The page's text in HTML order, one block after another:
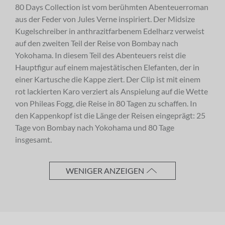
80 Days Collection ist vom berühmten Abenteuerroman
aus der Feder von Jules Verne inspiriert. Der Midsize
Kugelschreiber in anthrazitfarbenem Edelharz verweist
auf den zweiten Teil der Reise von Bombay nach
Yokohama. In diesem Teil des Abenteuers reist die
Hauptfigur auf einem majestätischen Elefanten, der in
einer Kartusche die Kappe ziert. Der Clip ist mit einem
rot lackierten Karo verziert als Anspielung auf die Wette
von Phileas Fogg, die Reise in 80 Tagen zu schaffen. In
den Kappenkopf ist die Länge der Reisen eingeprägt: 25
Tage von Bombay nach Yokohama und 80 Tage
insgesamt.
WENIGER ANZEIGEN
Anrede
Vorname
Nachname
E-Mail-Adresse